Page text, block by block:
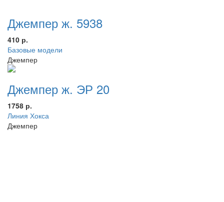
Джемпер ж. 5938
410 р.
Базовые модели
Джемпер
Джемпер ж. ЭР 20
1758 р.
Линия Хокса
Джемпер